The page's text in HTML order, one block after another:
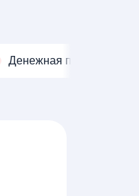
Денежная политика и